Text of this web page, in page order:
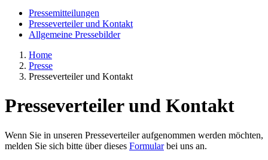
Pressemitteilungen
Presseverteiler und Kontakt
Allgemeine Pressebilder
Home
Presse
Presseverteiler und Kontakt
Presseverteiler und Kontakt
Wenn Sie in unseren Presseverteiler aufgenommen werden möchten,
melden Sie sich bitte über dieses Formularbei uns an.